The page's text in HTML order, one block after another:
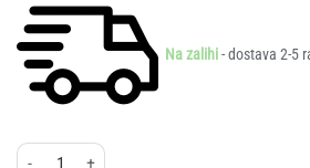
Na zalihi- dostava 2-5
AVENT® Magična bočica Girl 6+mj 200ml količina